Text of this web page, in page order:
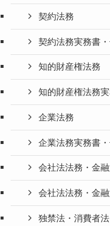
契約法務
契約法務実務書
知的財産権法務
知的財産権法務
企業法務
企業法務実務書
会社法法務・金
会社法法務・金
独禁法・消費者法